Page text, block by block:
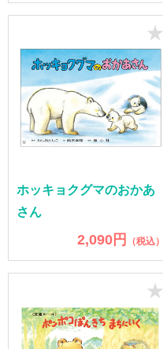
ホッキョクグマのおかあ
さん
2,090円 （税込）
★
★